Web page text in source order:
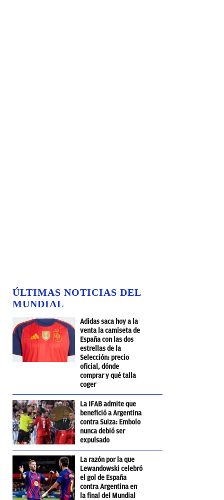
ÚLTIMAS NOTICIAS DEL
MUNDIAL
Adidas saca hoy a la
venta la camiseta de
España con las dos
estrellas de la
Selección: precio
oficial, dónde
comprar y qué talla
coger
La IFAB admite que
benefició a Argentina
contra Suiza: Embolo
nunca debió ser
expulsado
La razón por la que
Lewandowski celebró
el gol de España
contra Argentina en
la final del Mundial